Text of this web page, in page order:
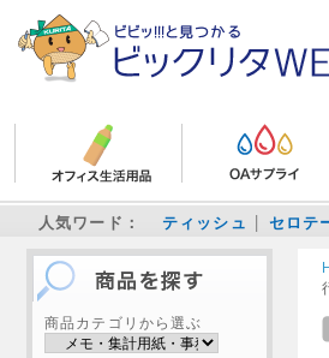
人気ワード： ティッシュ セロテ
商品カテゴリから選ぶ